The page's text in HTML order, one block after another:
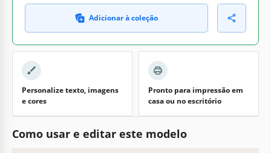
Adicionar à coleção
Personalize texto, imagens
e cores
Pronto para impressão em
casa ou no escritório
Como usar e editar este modelo